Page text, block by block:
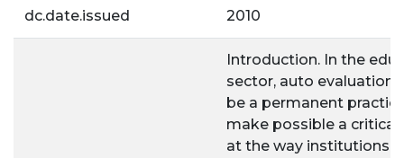
dc.date.issued 2010
Introduction. In the
sector, auto evaluation
be a permanent
make possible a critical
at the way institutions